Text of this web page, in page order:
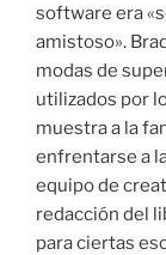
software era
amistoso».
modas de
utilizados por
muestra a la
enfrentarse a
equipo de
redacción del
para ciertas